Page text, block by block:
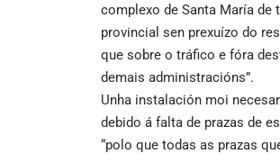
complexo de Santa María de
provincial sen prexuízo do
que sobre o tráfico e fóra
demais administracións”.
Unha instalación moi
debido á falta de prazas de
“polo que todas as prazas